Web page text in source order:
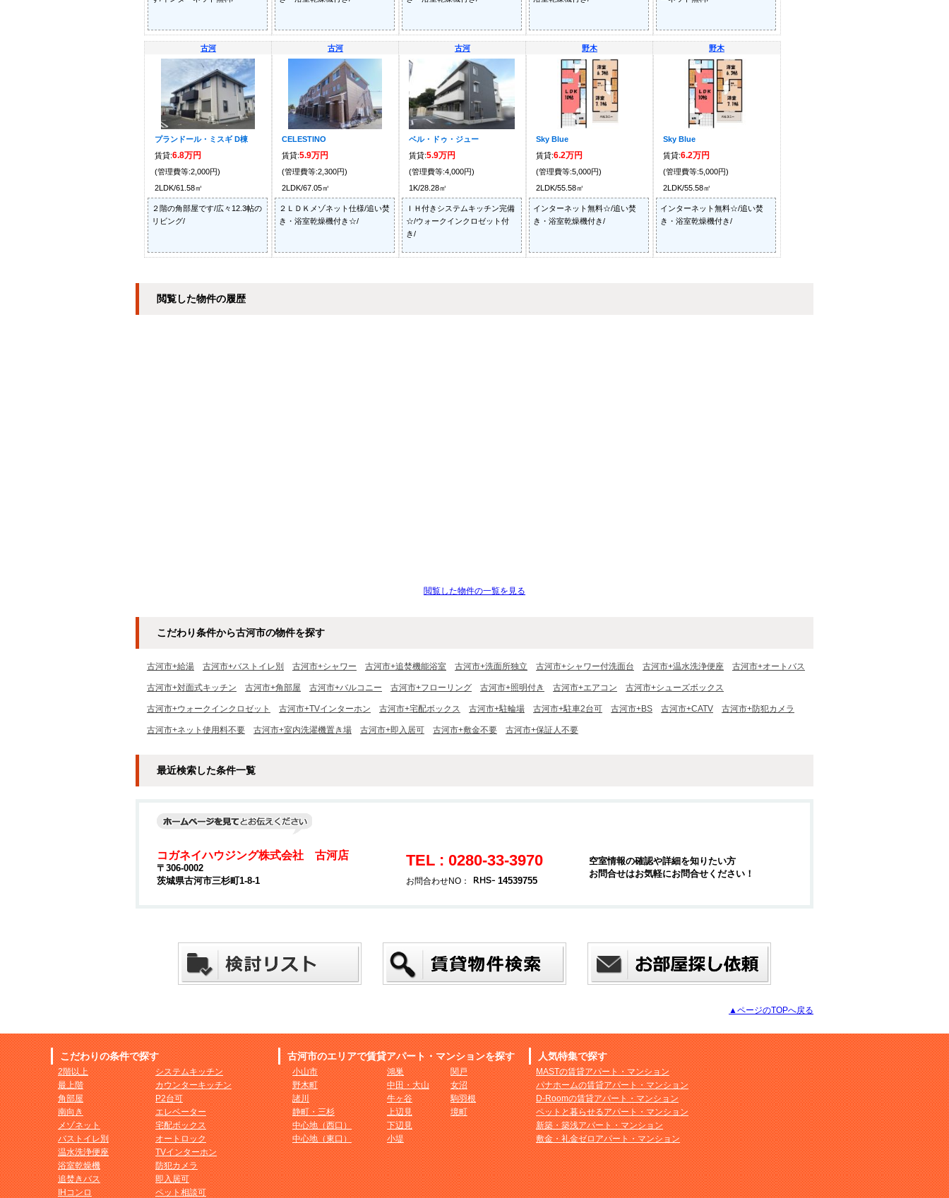
古河
プランドール・ミスギ D棟
賃貸:6.8万円
(管理費等:2,000円)
2LDK/61.58㎡
２階の角部屋です/広々12.3帖の
リビング/
古河
CELESTINO
賃貸:5.9万円
(管理費等:2,300円)
2LDK/67.05㎡
２ＬＤＫメゾネット仕様/追い焚
き・浴室乾燥機付き☆/
古河
ベル・ドゥ・ジュー
賃貸:5.9万円
(管理費等:4,000円)
1K/28.28㎡
ＩＨ付きシステムキッチン完備
☆/ウォークインクロゼット付
き/
野木
Sky Blue
賃貸:6.2万円
(管理費等:5,000円)
2LDK/55.58㎡
インターネット無料☆/追い焚
き・浴室乾燥機付き/
野木
Sky Blue
賃貸:6.2万円
(管理費等:5,000円)
2LDK/55.58㎡
インターネット無料☆/追い焚
き・浴室乾燥機付き/
閲覧した物件の履歴
閲覧した物件の一覧を見る
こだわり条件から古河市の物件を探す
古河市+給湯 古河市+バストイレ別 古河市+シャワー 古河市+追焚機能浴室 古河市+洗面所独立 古河市+シャワー付洗面台 古河市+温水洗浄便座 古河市+オートバス
古河市+対面式キッチン 古河市+角部屋 古河市+バルコニー 古河市+フローリング 古河市+照明付き 古河市+エアコン 古河市+シューズボックス
古河市+ウォークインクロゼット 古河市+TVインターホン 古河市+宅配ボックス 古河市+駐輪場 古河市+駐車2台可 古河市+BS 古河市+CATV 古河市+防犯カメラ
古河市+ネット使用料不要 古河市+室内洗濯機置き場 古河市+即入居可 古河市+敷金不要 古河市+保証人不要
最近検索した条件一覧
コガネイハウジング株式会社 古河店
〒306-0002
茨城県古河市三杉町1-8-1
TEL : 0280-33-3970
お問合わせNO： 14539755
空室情報の確認や詳細を知りたい方
お問合せはお気軽にお問合せください！
▲ページのTOPへ戻る
こだわりの条件で探す
2階以上
最上階
角部屋
南向き
メゾネット
バストイレ別
温水洗浄便座
浴室乾燥機
追焚きバス
IHコンロ
システムキッチン
カウンターキッチン
P2台可
エレベーター
宅配ボックス
オートロック
TVインターホン
防犯カメラ
即入居可
ペット相談可
古河市のエリアで賃貸アパート・マンションを探す
小山市
野木町
諸川
静町・三杉
中心地（西口）
中心地（東口）
鴻巣
中田・大山
牛ヶ谷
上辺見
下辺見
小堤
関戸
女沼
駒羽根
境町
人気特集で探す
MASTの賃貸アパート・マンション
パナホームの賃貸アパート・マンション
D-Roomの賃貸アパート・マンション
ペットと暮らせるアパート・マンション
新築・築浅アパート・マンション
敷金・礼金ゼロアパート・マンション